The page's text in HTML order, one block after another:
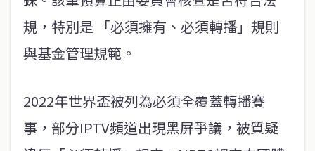
規，特別是 「必須擁有、必須轉播」規則
與基金管理規範。
2022年世界盃被列為必須全覆蓋轉播賽
事，部分IPTV頻道出現黑屏爭議，被質疑